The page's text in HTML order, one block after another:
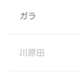
ガラ
川原田